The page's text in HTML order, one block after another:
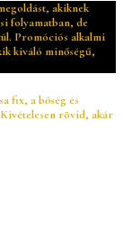
akiknek
folyamatban, de
Promóciós alkalmi
kiváló minőségű,
fix, a bőség és
rövid, akár